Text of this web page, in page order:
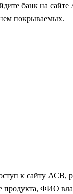
банк на
покрываемых.
к сайту АСВ,
продукта, ФИО